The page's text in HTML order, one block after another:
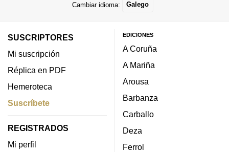
Cambiar idioma: Galego
SUSCRIPTORES
Mi suscripción
Réplica en PDF
Hemeroteca
Suscríbete
REGISTRADOS
Mi perfil
EDICIONES
A Coruña
A Mariña
Arousa
Barbanza
Carballo
Deza
Ferrol